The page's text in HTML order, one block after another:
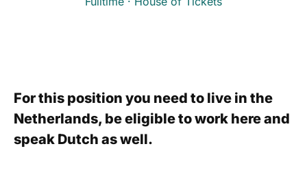
For this position you need to live in the
Netherlands, be eligible to work here and
speak Dutch as well.